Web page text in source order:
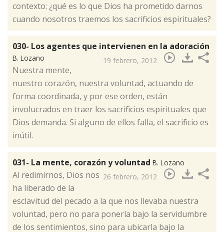
contexto: ¿qué es lo que Dios ha prometido darnos
cuando nosotros traemos los sacrificios espirituales?
030- Los agentes que intervienen en la adoración
B. Lozano 19 febrero, 2012
​Nuestra mente,
nuestro corazón, nuestra voluntad, actuando de
forma coordinada, y por ese orden, están
involucrados en traer los sacrificios espirituales que
Dios demanda. Si alguno de ellos falla, el sacrificio es
inútil.
031- La mente, corazón y voluntad B. Lozano
26 febrero, 2012
​Al redimirnos, Dios nos
ha liberado de la
esclavitud del pecado a la que nos llevaba nuestra
voluntad, pero no para ponerla bajo la servidumbre
de los sentimientos, sino para ubicarla bajo la